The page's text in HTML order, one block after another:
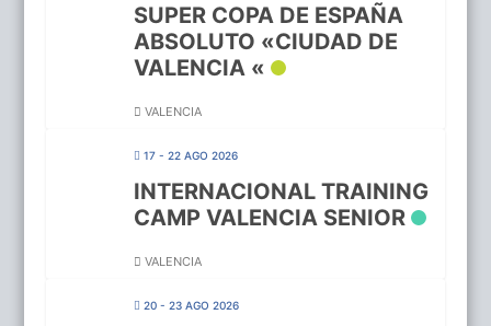
SUPER COPA DE ESPAÑA
ABSOLUTO «CIUDAD DE
VALENCIA «
VALENCIA
17 - 22 AGO 2026
INTERNACIONAL TRAINING
CAMP VALENCIA SENIOR
VALENCIA
20 - 23 AGO 2026